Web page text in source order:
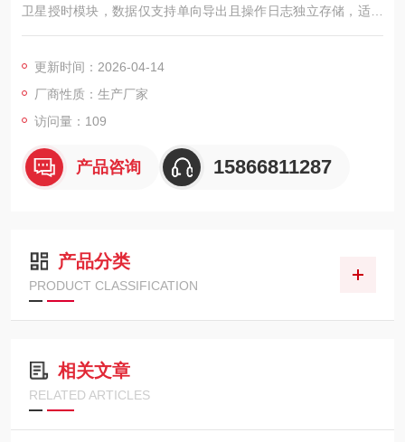
卫星授时模块，数据仅支持单向导出且操作日志独立存储，适配
十种标准堰槽，专用于测量数据的全链条溯源管理。
更新时间：2026-04-14
厂商性质：生产厂家
访问量：109
产品咨询 15866811287
产品分类
PRODUCT CLASSIFICATION
相关文章
RELATED ARTICLES